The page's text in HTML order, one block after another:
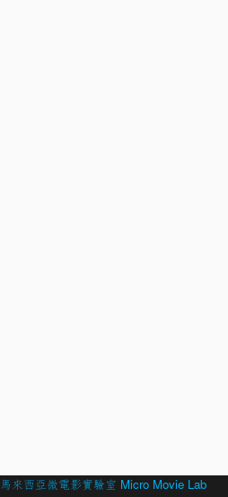
馬來西亞微電影實驗室 Micro Movie Lab